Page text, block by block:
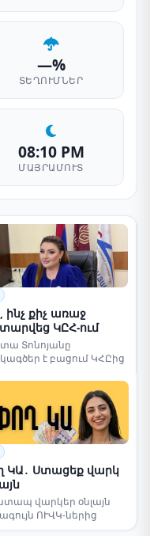
—%
ՏԵՂՈՒՄՆԵՐ
08:10 PM
ՄԱՅՐԱՄՈՒՏ
ինչ քիչ առաջ
ԿԸՀ-ում
Տոնոյանը
է բացում ԿՀԸից
ԿԱ․ Ստացեք վարկ
վարկեր օնլայն
ՈՒՎԿ-ներից